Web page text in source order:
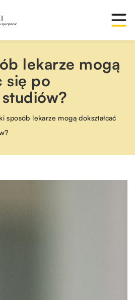
lekarze mogą
się po
sposób lekarze mogą dokształcać